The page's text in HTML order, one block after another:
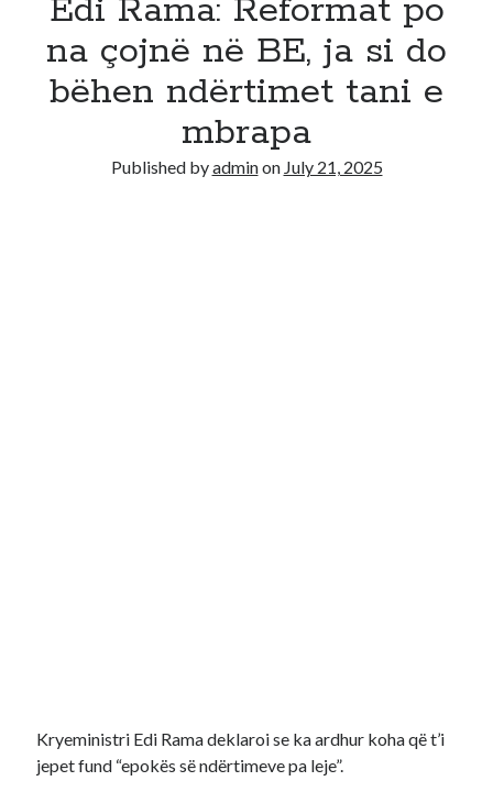
Edi Rama: Reformat po
na çojnë në BE, ja si do
bëhen ndërtimet tani e
mbrapa
Published byadminon July 21, 2025
Kryeministri Edi Rama deklaroi se ka ardhur koha që t’i
jepet fund “epokës së ndërtimeve pa leje”.